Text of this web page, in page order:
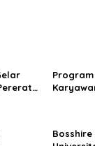
Program
Bosshire